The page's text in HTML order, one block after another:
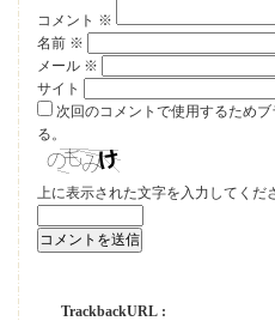
コメント ※
名前 ※
メール ※
サイト
次回のコメントで使用するため
る。
上に表示された文字を入力してくだ
TrackbackURL :